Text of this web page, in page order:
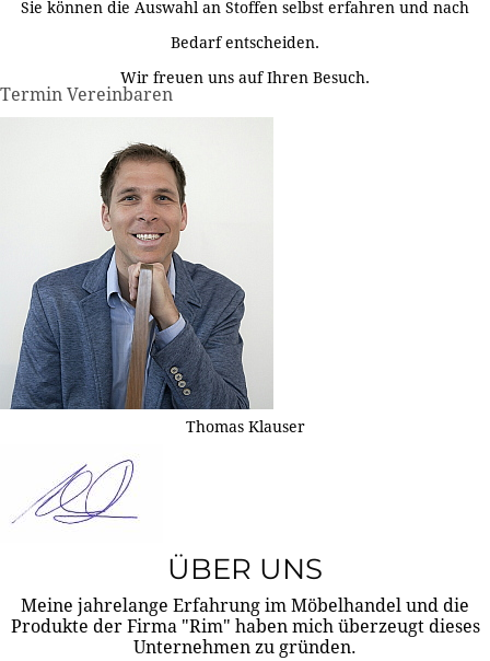
Sie können die Auswahl an Stoffen selbst erfahren und nach
Bedarf entscheiden.
Wir freuen uns auf Ihren Besuch.
Termin Vereinbaren
Thomas Klauser
ÜBER UNS
Meine jahrelange Erfahrung im Möbelhandel und die
Produkte der Firma "Rim" haben mich überzeugt dieses
Unternehmen zu gründen.